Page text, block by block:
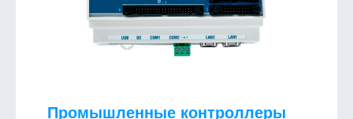
Промышленные контроллеры